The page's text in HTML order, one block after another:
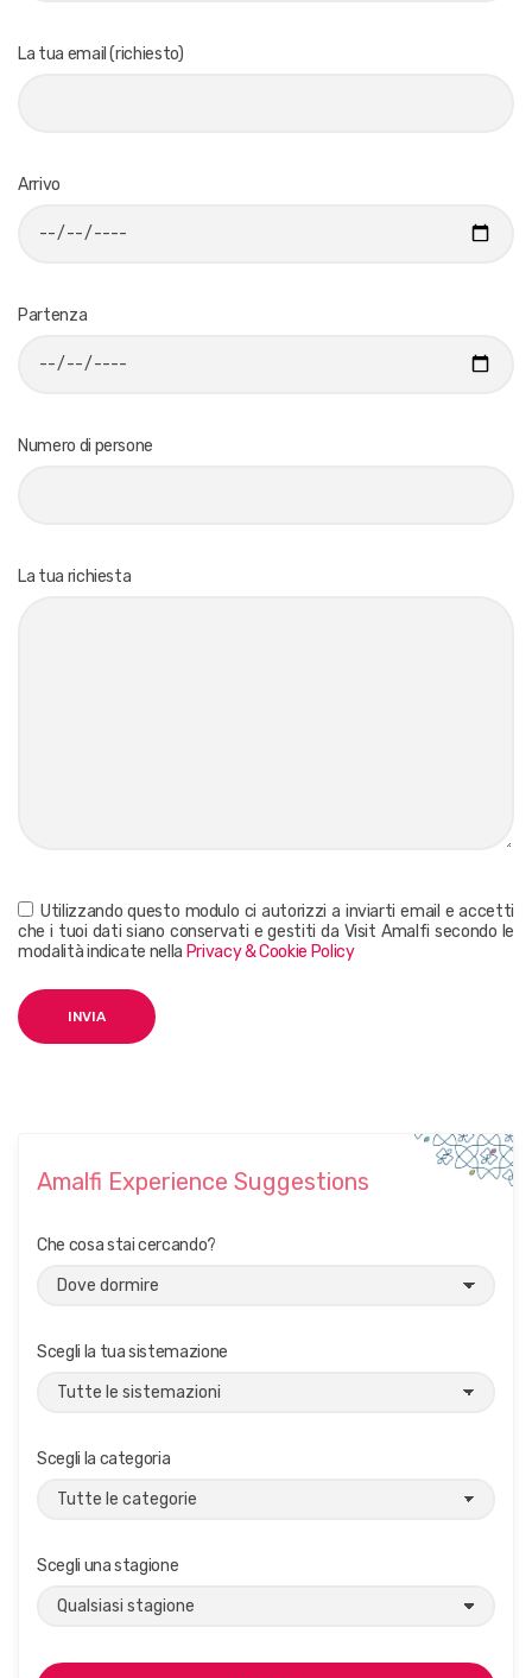
La tua email (richiesto)
Arrivo
Partenza
Numero di persone
La tua richiesta
Utilizzando questo modulo ci autorizzi a inviarti email e accetti
che i tuoi dati siano conservati e gestiti da Visit Amalfi secondo le
modalità indicate nella Privacy & Cookie Policy
Amalfi Experience Suggestions
Che cosa stai cercando?
Scegli la tua sistemazione
Scegli la categoria
Scegli una stagione